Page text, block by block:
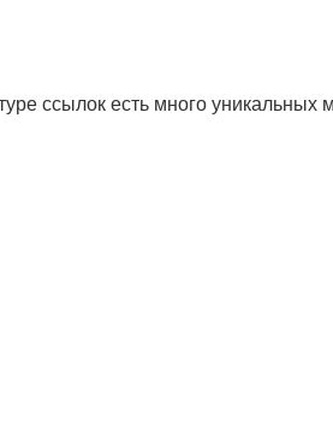
ссылок есть много уникальных